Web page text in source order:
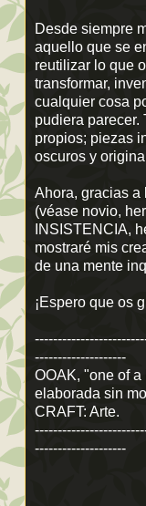
Desde siempre
aquello que se
reutilizar lo que
transformar,
cualquier cosa
pudiera parecer.
propios; piezas
oscuros y
Ahora, gracias a
(véase novio,
INSISTENCIA,
mostraré mis
de una mente
¡Espero que os
--------------------
OOAK, "one of
elaborada sin
CRAFT: Arte.
--------------------